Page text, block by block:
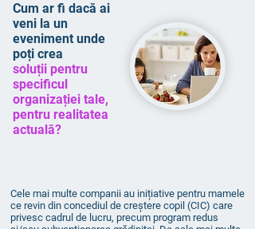
Cum ar fi dacă ai
veni la un
eveniment unde
poți crea
soluții pentru
specificul
organizației tale,
pentru realitatea
actuală?
Cele mai multe companii au inițiative pentru mamele
ce revin din concediul de creștere copil (CIC) care
privesc cadrul de lucru, precum program redus